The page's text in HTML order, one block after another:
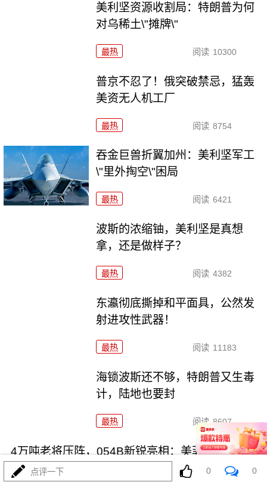
美利坚资源收割局：特朗普为何
对乌稀土\"摊牌\"
最热 阅读 10300
普京不忍了！俄突破禁忌，猛轰
美资无人机工厂
最热 阅读 8754
吞金巨兽折翼加州：美利坚军工
\"里外掏空\"困局
最热 阅读 6421
波斯的浓缩铀，美利坚是真想
拿，还是做样子？
最热 阅读 4382
东瀛彻底撕掉和平面具，公然发
射进攻性武器！
最热 阅读 11183
海锁波斯还不够，特朗普又生毒
计，陆地也要封
最热 阅读 8607
4万吨老将压阵，054B新锐亮相：美菲仔细品品
点评一下 0 0